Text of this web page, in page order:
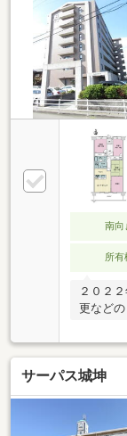
南向
所有
２０２
更など
システ
す。「
ーム「
で徒歩9
10分（
サーパス城坤